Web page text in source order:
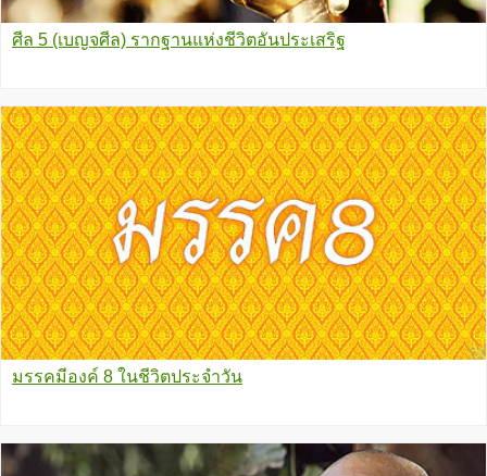
ศีล 5 (เบญจศีล) รากฐานแห่งชีวิตอันประเสริฐ
มรรคมีองค์ 8 ในชีวิตประจำวัน